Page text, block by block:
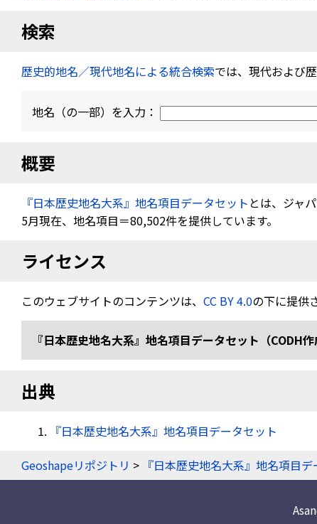
検索
歴史的地名／現代地名による統合検索では、現代および
地名（の一部）を入力：
概要
『日本歴史地名大系』地名項目データセット とは、ジャ
5月現在、地名項目＝80,502件を提供しています。
ライセンス
このウェブサイトのコンテンツは、 CC BY 4.0の下に提供
『日本歴史地名大系』地名項目データセット（CODH
出典
『日本歴史地名大系』地名項目データセット
Geoshapeリポジトリ > 『日本歴史地名大系』地名項目